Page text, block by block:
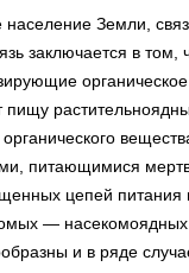
Земли,
заключается в том,
органическое
пищу
питающимися
цепей питания
—
и в ряде